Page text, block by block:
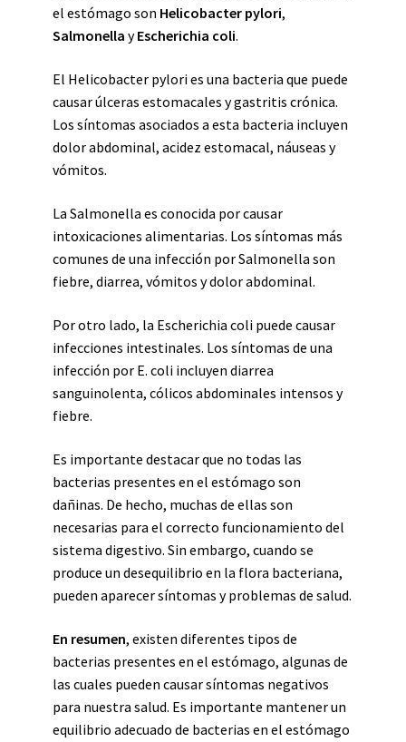
el estómago son Helicobacter pylori,
Salmonella yEscherichia coli.
El Helicobacter pylori es una bacteria que puede
causar úlceras estomacales y gastritis crónica.
Los síntomas asociados a esta bacteria incluyen
dolor abdominal, acidez estomacal, náuseas y
vómitos.
La Salmonella es conocida por causar
intoxicaciones alimentarias. Los síntomas más
comunes de una infección por Salmonella son
fiebre, diarrea, vómitos y dolor abdominal.
Por otro lado, la Escherichia coli puede causar
infecciones intestinales. Los síntomas de una
infección por E. coli incluyen diarrea
sanguinolenta, cólicos abdominales intensos y
fiebre.
Es importante destacar que no todas las
bacterias presentes en el estómago son
dañinas. De hecho, muchas de ellas son
necesarias para el correcto funcionamiento del
sistema digestivo. Sin embargo, cuando se
produce un desequilibrio en la flora bacteriana,
pueden aparecer síntomas y problemas de salud.
En resumen, existen diferentes tipos de
bacterias presentes en el estómago, algunas de
las cuales pueden causar síntomas negativos
para nuestra salud. Es importante mantener un
equilibrio adecuado de bacterias en el estómago